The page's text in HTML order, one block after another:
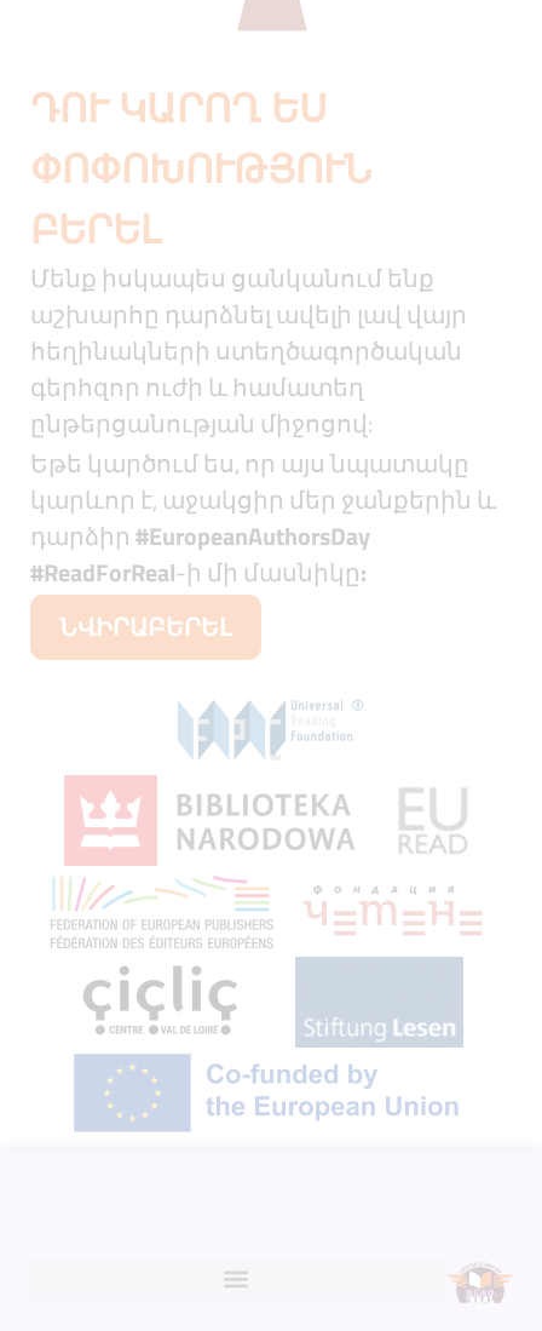
ԴՈՒ ԿԱՐՈՂ ԵՍ
ՓՈՓՈԽՈՒԹՅՈՒՆ
ԲԵՐԵԼ
Մենք իսկապես ցանկանում ենք
աշխարհը դարձնել ավելի լավ վայր
հեղինակների ստեղծագործական
գերհզոր ուժի և համատեղ
ընթերցանության միջոցով:
Եթե կարծում ես, որ այս նպատակը
կարևոր է, աջակցիր մեր ջանքերին և
դարձիր#EuropeanAuthorsDay
#ReadForReal-ի մի մասնիկը:
ՆՎԻՐԱԲԵՐԵԼ